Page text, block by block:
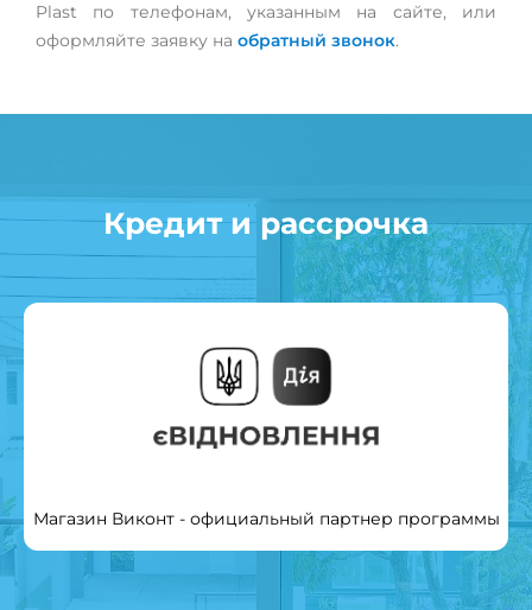
Plast по телефонам, указанным на сайте, или
оформляйте заявку на обратный звонок.
Кредит и рассрочка
Магазин Виконт - официальный партнер программы